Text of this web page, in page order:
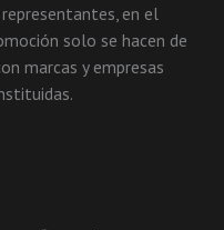
en el
solo se hacen de
marcas y empresas